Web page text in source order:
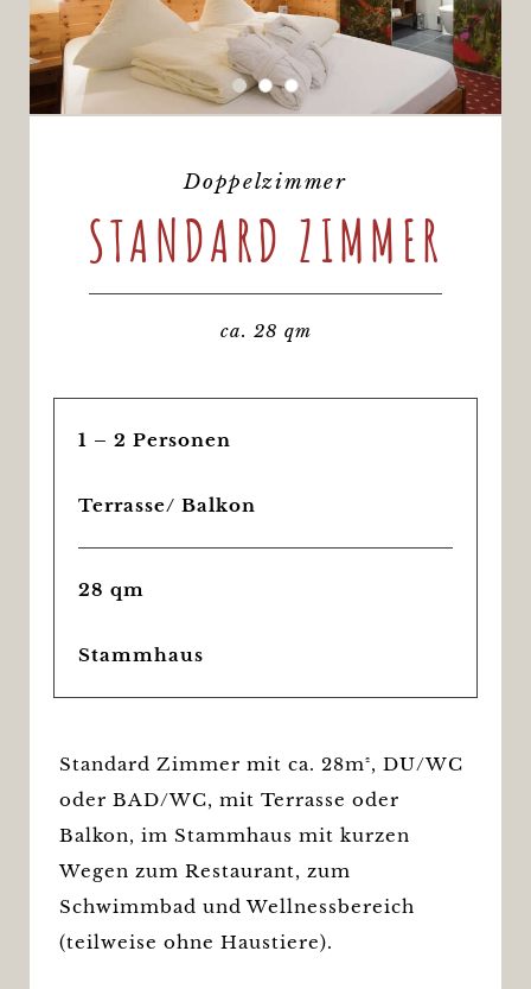
Doppelzimmer
STANDARD ZIMMER
ca. 28 qm
1 – 2 Personen
Terrasse/ Balkon
28 qm
Stammhaus
Standard Zimmer mit ca. 28m², DU/WC
oder BAD/WC, mit Terrasse oder
Balkon, im Stammhaus mit kurzen
Wegen zum Restaurant, zum
Schwimmbad und Wellnessbereich
(teilweise ohne Haustiere).